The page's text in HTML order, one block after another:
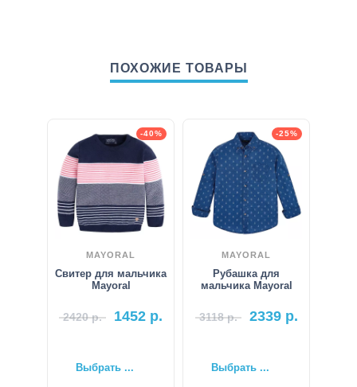
ПОХОЖИЕ ТОВАРЫ
-40%
MAYORAL
Свитер для мальчика
Mayoral
2420р. 1452 р.
Выбрать ...
-25%
MAYORAL
Рубашка для
мальчика Mayoral
3118р. 2339р.
Выбрать ...